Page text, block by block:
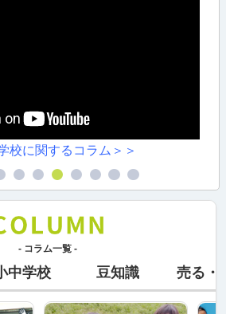
校に関するコラム＞＞
- コラム一覧 -
中学校 豆知識 売る・